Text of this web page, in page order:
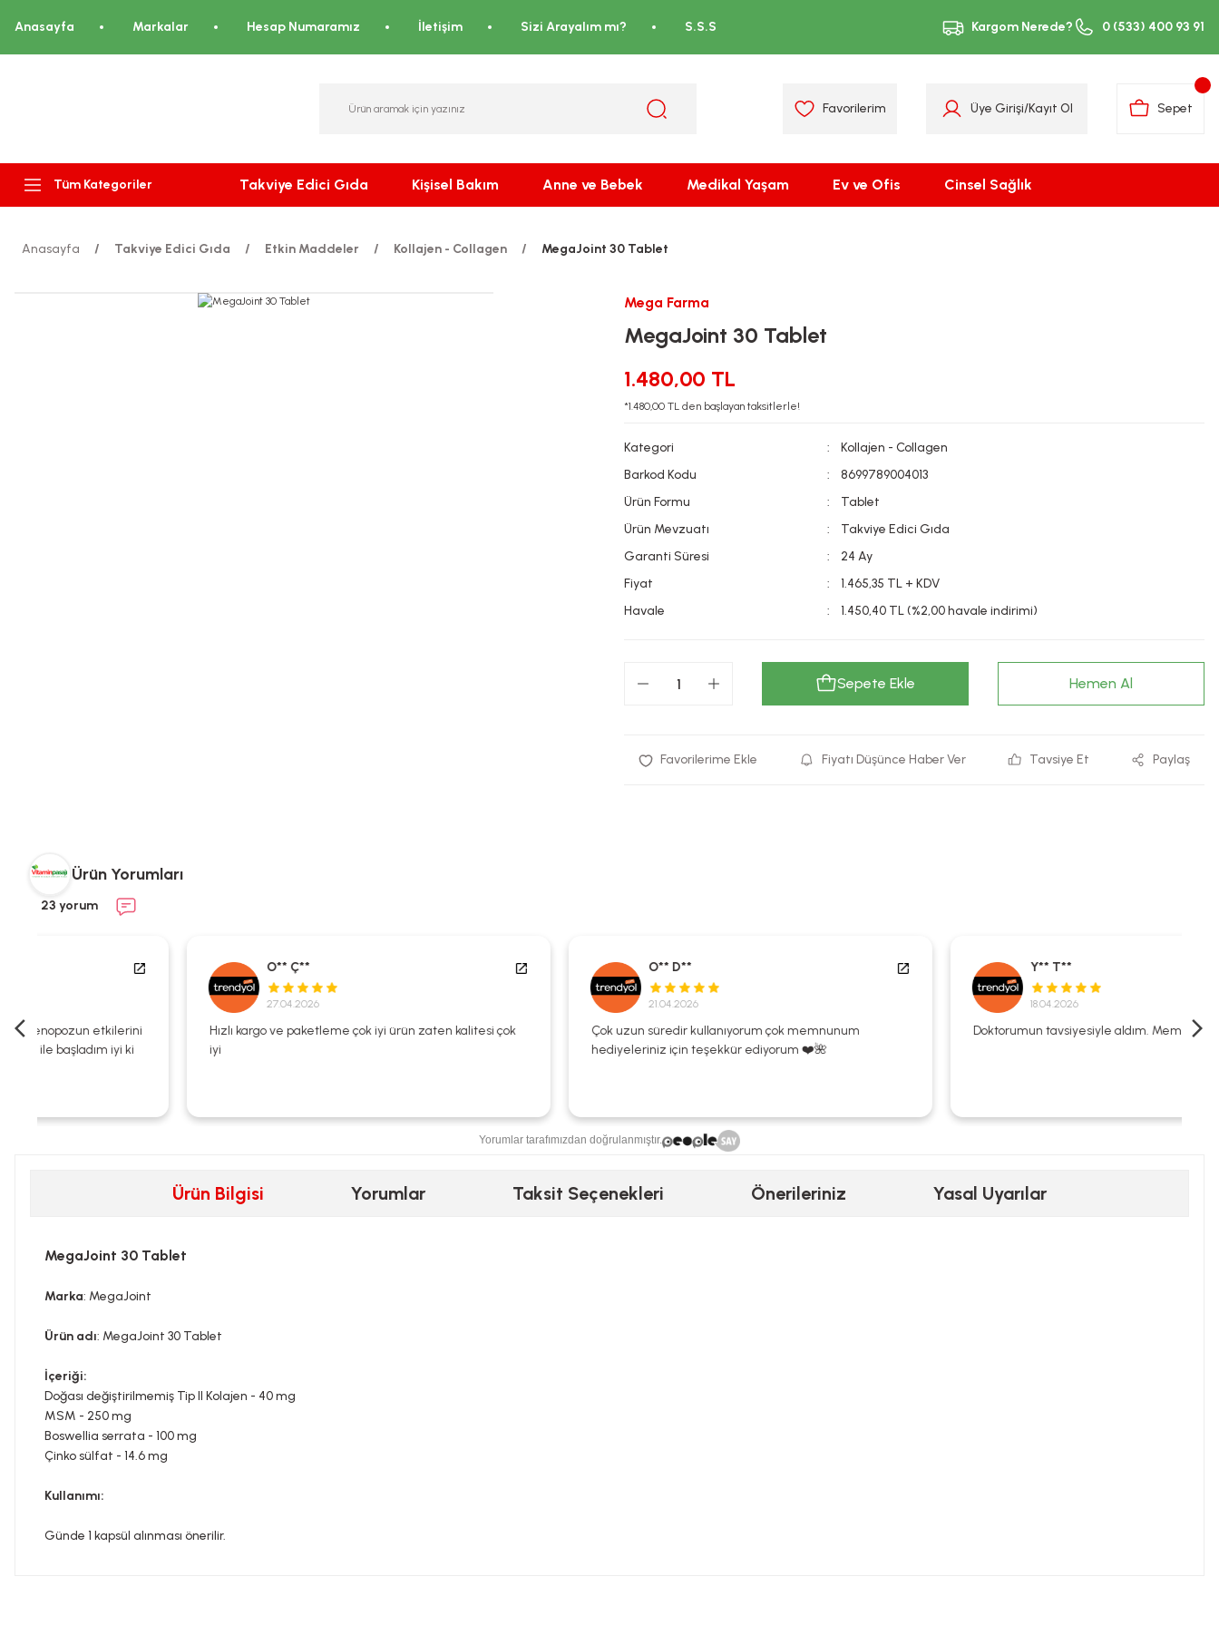
Anasayfa Markalar Hesap Numaramız İletişim Sizi Arayalım mı? S.S.S Kargom Nerede? 0 (533) 400 93 91
Favorilerim Üye Girişi/Kayıt Ol Sepet
Tüm Kategoriler Takviye Edici Gıda Kişisel Bakım Anne ve Bebek Medikal Yaşam Ev ve Ofis Cinsel Sağlık
Anasayfa Takviye Edici Gıda Etkin Maddeler Kollajen - Collagen MegaJoint 30 Tablet
Mega Farma
MegaJoint 30 Tablet
1.480,00 TL
*1.480,00 TL den başlayan taksitlerle!
Kategori
Kollajen - Collagen
Barkod Kodu
8699789004013
Ürün Formu
Tablet
Ürün Mevzuatı
Takviye Edici Gıda
Garanti Süresi
24 Ay
Fiyat
1.465,35 TL + KDV
Havale
1.450,40 TL (%2,00 havale indirimi)
Sepete Ekle Hemen Al
Fiyatı Düşünce Haber Ver Tavsiye Et Paylaş
Ürün Yorumları
23 yorum
O** Ç**
Hızlı kargo ve paketleme çok iyi ürün zaten kalitesi çok
iyi
O** D**
Çok uzun süredir kullanıyorum çok memnunum
hediyeleriniz için teşekkür ediyorum ❤️🌺
Y** T**
Doktorumun tavsiyesiyle aldım. Memnunum.
Yorumlar tarafımızdan doğrulanmıştır.
Ürün Bilgisi Yorumlar Taksit Seçenekleri Önerileriniz Yasal Uyarılar
MegaJoint 30 Tablet
Marka: MegaJoint
Ürün adı: MegaJoint 30 Tablet
İçeriği:
Doğası değiştirilmemiş Tip II Kolajen - 40 mg
MSM - 250 mg
Boswellia serrata - 100 mg
Çinko sülfat - 14.6 mg
Kullanımı:
Günde 1 kapsül alınması önerilir.